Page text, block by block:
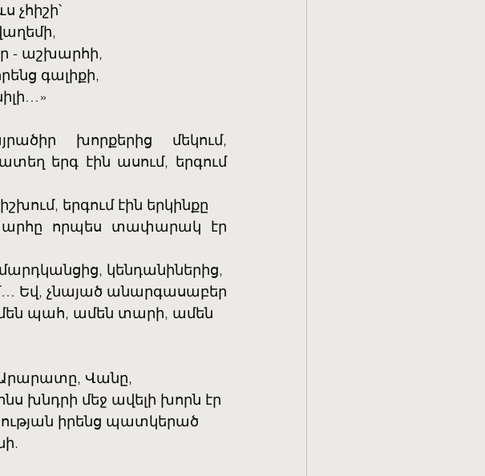
չհիշի՝
- աշխարհի,
գալիքի,
երգ էին ասում, երգում
երգում էին երկինքը
որպես տափարակ էր
կենդանիներից,
Եվ, չնայած անարգասաբեր
պահ, ամեն տարի, ամեն
Արարատը, Վանը,
խնդրի մեջ ավելի խորն էր
իրենց պատկերած